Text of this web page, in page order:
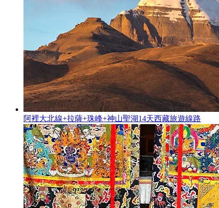
阿裡大北線+拉薩+珠峰+神山聖湖14天西藏旅遊線路